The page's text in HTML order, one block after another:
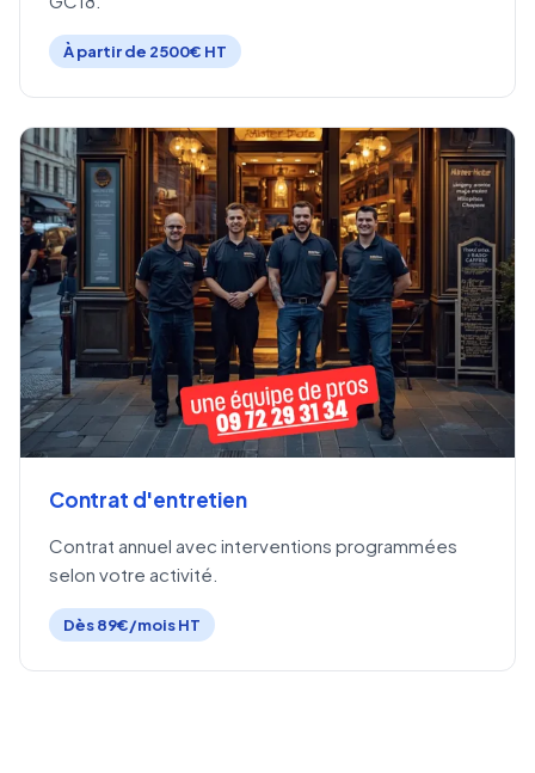
À partir de 2500€ HT
Contrat d'entretien
Contrat annuel avec interventions programmées
selon votre activité.
Dès 89€/mois HT